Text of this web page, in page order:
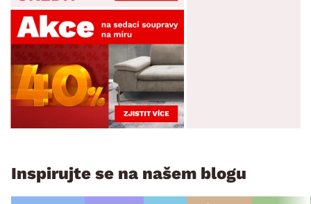
Inspirujte se na našem blogu